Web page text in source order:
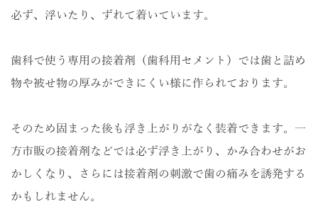
必ず、浮いたり、ずれて着いています。
歯科で使う専用の接着剤（歯科用セメント）では歯と詰め
物や被せ物の厚みができにくい様に作られております。
そのため固まった後も浮き上がりがなく装着できます。一
方市販の接着剤などでは必ず浮き上がり、かみ合わせがお
かしくなり、さらには接着剤の刺激で歯の痛みを誘発する
かもしれません。